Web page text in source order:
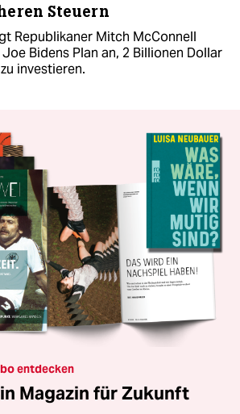
Steuern
Republikaner Mitch McConnell
Bidens Plan an, 2 Billionen Dollar
investieren.
entdecken
Magazin für Zukunft